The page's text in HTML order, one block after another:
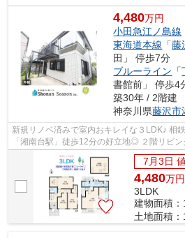
4,480万円
小田急江ノ島線
東海道本線 「藤
田」 停歩7分
ブルーライン 「
書館前」 停歩4
築30年 / 2階建
神奈川県藤沢市
新規リノベ済みで室内おキレイな３LDK♪ 相
「湘南台駅」徒歩12分の好立地◎ ２階リビ
窓や出窓から自然光取り入れ、家族団ら...
7月3日
4,480万円
3LDK
建物面積：
土地面積：